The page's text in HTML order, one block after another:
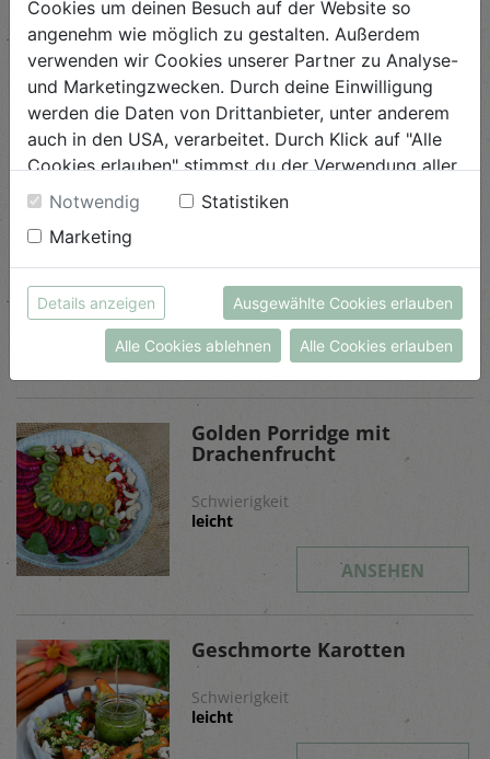
Ähnliche Rezepte
ANSEHEN
Golden Porridge mit
Drachenfrucht
Schwierigkeit
leicht
ANSEHEN
Geschmorte Karotten
Schwierigkeit
leicht
Cookies um deinen Besuch auf der Website so
angenehm wie möglich zu gestalten. Außerdem
verwenden wir Cookies unserer Partner zu Analyse-
und Marketingzwecken. Durch deine Einwilligung
werden die Daten von Drittanbieter, unter anderem
auch in den USA, verarbeitet. Durch Klick auf "Alle
Cookies erlauben" stimmst du der Verwendung aller
Cookies zu. Unter "Details anzeigen" findest du alle
Infos zu den unterschiedlichen Cookies, du kannst
auch entscheiden, welche Cookies du erlauben
möchtest.
Weitere Informationen findest du in unserer
Datenschutzerklärung
bzw. imImpressum
Notwendig
Statistiken
Marketing
Details anzeigen Ausgewählte Cookies erlauben
Alle Cookies ablehnen Alle Cookies erlauben